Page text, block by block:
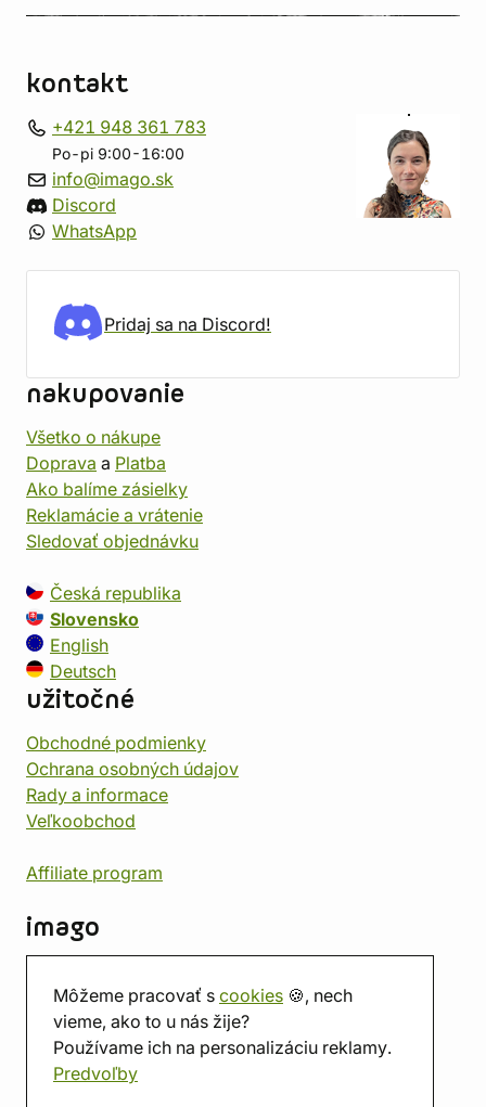
Môžeme pracovať s cookies 🍪, nech
vieme, ako to u nás žije?
Používame ich na personalizáciu reklamy.
Predvoľby
kontakt
+421 948 361 783
Po-pi 9:00-16:00
info@imago.sk
Discord
WhatsApp
Pridaj sa na Discord!
nakupovanie
Všetko o nákupe
Doprava a Platba
Ako balíme zásielky
Reklamácie a vrátenie
Sledovať objednávku
Česká republika
Slovensko
English
Deutsch
užitočné
Obchodné podmienky
Ochrana osobných údajov
Rady a informace
Veľkoobchod
Affiliate program
imago
Predajňa
Herňa
O nás
Hodnotenie obchodu